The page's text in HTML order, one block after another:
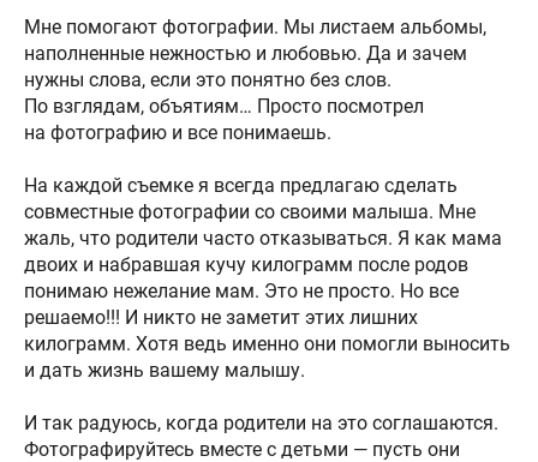
Мне помогают фотографии. Мы листаем альбомы,
наполненные нежностью и любовью. Да и зачем
нужны слова, если это понятно без слов.
По взглядам, объятиям… Просто посмотрел
на фотографию и все понимаешь.
На каждой съемке я всегда предлагаю сделать
совместные фотографии со своими малыша. Мне
жаль, что родители часто отказываться. Я как мама
двоих и набравшая кучу килограмм после родов
понимаю нежелание мам. Это не просто. Но все
решаемо!!! И никто не заметит этих лишних
килограмм. Хотя ведь именно они помогли выносить
и дать жизнь вашему малышу.
И так радуюсь, когда родители на это соглашаются.
Фотографируйтесь вместе с детьми — пусть они